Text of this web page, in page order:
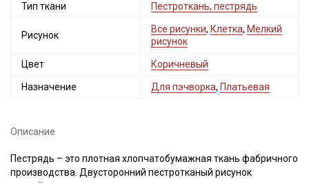
Тип ткани Пестроткань, пестрядь
Рисунок
Все рисунки, Клетка, Мелкий
рисунок
Цвет Коричневый
Назначение Для пэчворка, Платьевая
Описание
Пестрядь – это плотная хлопчатобумажная ткань фабричного
производства. Двусторонний пестротканый рисунок